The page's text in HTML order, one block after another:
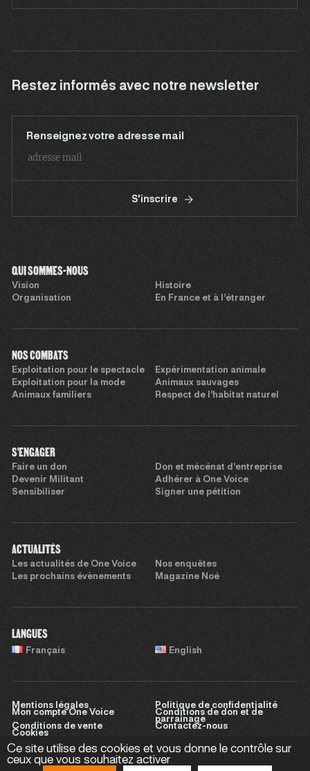
Restez informés avec notre newsletter
Renseignez votre adresse mail
S'inscrire
QUI SOMMES-NOUS
Vision
Histoire
Organisation
En France et à l’étranger
NOS COMBATS
Exploitation pour le spectacle
Expérimentation animale
Exploitation pour la mode
Animaux sauvages
Animaux familiers
Respect de l’habitat naturel
S'ENGAGER
Faire un don
Don et mécénat d’entreprise
Devenir Militant
Adhérer à One Voice
Sensibiliser
Signer une pétition
ACTUALITÉS
Les actualités de One Voice
Nos enquêtes
Les prochains évènements
Magazine Noé
LANGUES
Français English
Mentions légales
Politique de confidentialité
Mon compte One Voice
Conditions de don et de
parrainage
Conditions de vente
Contactez-nous
Cookies
Ce site utilise des cookies et vous donne le contrôle sur
ceux que vous souhaitez activer